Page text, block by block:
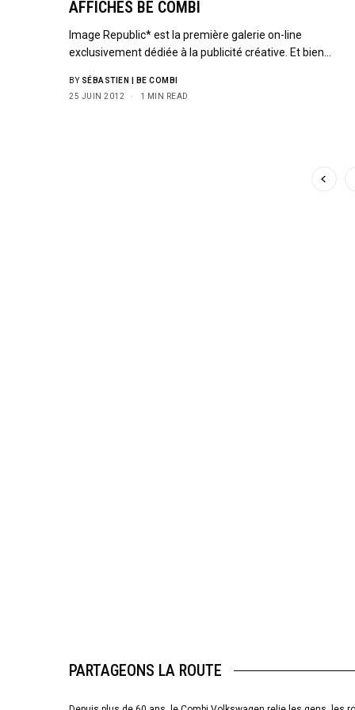
AFFICHES BE COMBI
Image Republic* est la première galerie on-line
exclusivement dédiée à la publicité créative. Et bien…
BY SÉBASTIEN | BE COMBI
25 JUIN 2012
1 MIN READ
PARTAGEONS LA ROUTE